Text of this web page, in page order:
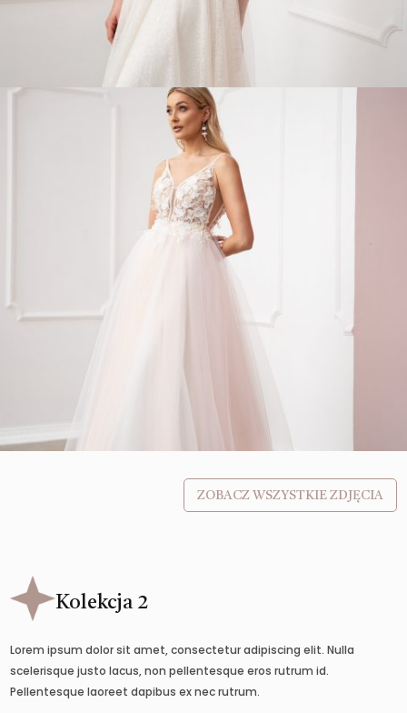
ZOBACZ WSZYSTKIE ZDJĘCIA
Kolekcja 2
Lorem ipsum dolor sit amet, consectetur adipiscing elit. Nulla
scelerisque justo lacus, non pellentesque eros rutrum id.
Pellentesque laoreet dapibus ex nec rutrum.